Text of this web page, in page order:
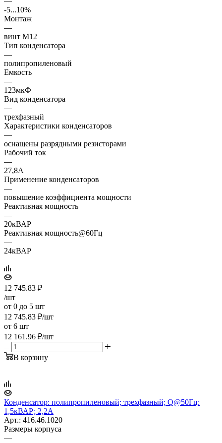
-5...10%
Монтаж
—
винт М12
Тип конденсатора
—
полипропиленовый
Емкость
—
123мкФ
Вид конденсатора
—
трехфазный
Характеристики конденсаторов
—
оснащены разрядными резисторами
Рабочий ток
—
27,8А
Применение конденсаторов
—
повышение коэффициента мощности
Реактивная мощность
—
20кВАР
Реактивная мощность@60Гц
—
24кВАР
12 745.83 ₽
/шт
от 0 до 5 шт
12 745.83 ₽/шт
от 6 шт
12 161.96 ₽/шт
В корзину
Конденсатор: полипропиленовый; трехфазный; Q@50Гц:
1,5кВАР; 2,2А
Арт.: 416.46.1020
Размеры корпуса
—